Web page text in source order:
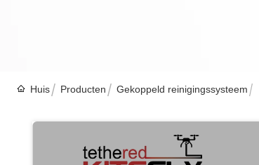
Huis Producten Gekoppeld reinigingssysteem